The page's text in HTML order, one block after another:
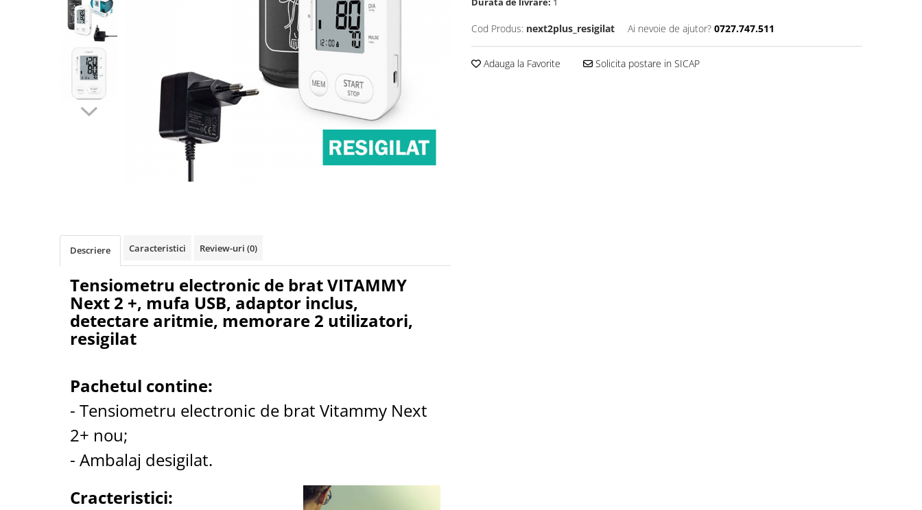
Pulsoximetre
Pulsoximetre de deget
Monitorizare medicala
Suporturi ortopedice si orteze
Ingrijire personala & cosmetice
Ingrijire personala
Cantare corporale
Ingrjire faciala
Manichiura-pedichiura
Periute de dinti electrice
Irigatoare bucale
Accesorii si rezerve
Cod Produs: next2plus_resigilat Ai nevoie de ajutor? 0727.747.511
Adauga la Favorite Solicita postare in SICAP
Descriere Caracteristici Review-uri (0)
Tensiometru electronic de brat VITAMMY
Next 2 +, mufa USB, adaptor inclus,
detectare aritmie, memorare 2 utilizatori,
resigilat
Pachetul contine:
- Tensiometru electronic de brat Vitammy Next
2+ nou;
- Ambalaj desigilat.
Cracteristici: